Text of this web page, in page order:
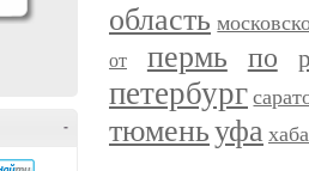
-
область
от пермь по
петербург
тюменьуфа